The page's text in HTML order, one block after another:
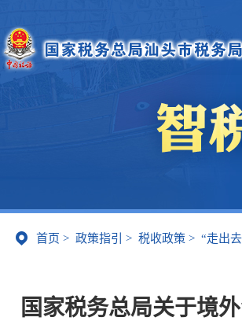
首页 > 政策指引 > 税收政策 > “走出
国家税务总局关于境